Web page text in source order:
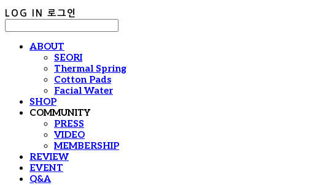
LOG IN 로그인
ABOUT
SEORI
Thermal Spring
Cotton Pads
Facial Water
SHOP
COMMUNITY
PRESS
VIDEO
MEMBERSHIP
REVIEW
EVENT
Q&A